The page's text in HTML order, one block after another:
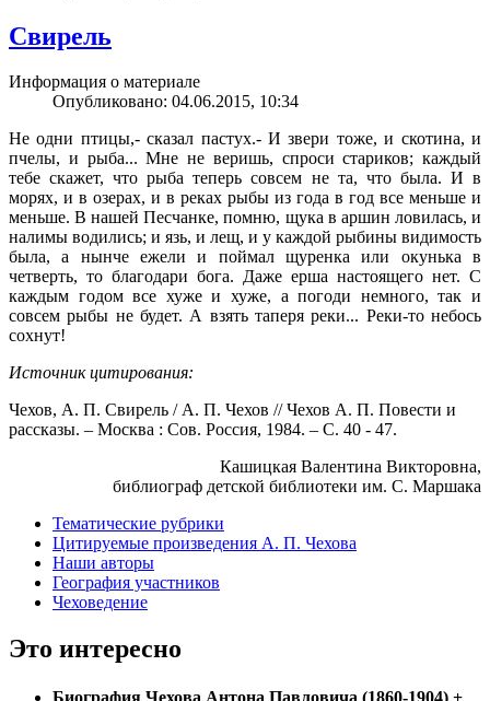
Свирель
Информация о материале
Опубликовано: 04.06.2015, 10:34
Не одни птицы,- сказал пастух.- И звери тоже, и скотина, и
пчелы, и рыба... Мне не веришь, спроси стариков; каждый
тебе скажет, что рыба теперь совсем не та, что была. И в
морях, и в озерах, и в реках рыбы из года в год все меньше и
меньше. В нашей Песчанке, помню, щука в аршин ловилась, и
налимы водились; и язь, и лещ, и у каждой рыбины видимость
была, а нынче ежели и поймал щуренка или окунька в
четверть, то благодари бога. Даже ерша настоящего нет. С
каждым годом все хуже и хуже, а погоди немного, так и
совсем рыбы не будет. А взять таперя реки... Реки-то небось
сохнут!
Источник цитирования:
Чехов, А. П. Свирель / А. П. Чехов // Чехов А. П. Повести и
рассказы. – Москва : Сов. Россия, 1984. – С. 40 - 47.
Кашицкая Валентина Викторовна,
библиограф детской библиотеки им. С. Маршака
Тематические рубрики
Цитируемые произведения А. П. Чехова
Наши авторы
География участников
Чеховедение
Это интересно
Биография Чехова Антона Павловича (1860-1904) +